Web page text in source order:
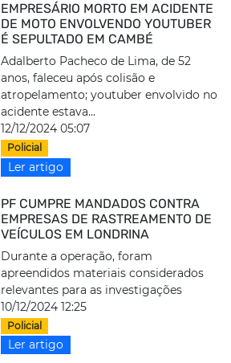
EMPRESÁRIO MORTO EM ACIDENTE
DE MOTO ENVOLVENDO YOUTUBER
É SEPULTADO EM CAMBÉ
Adalberto Pacheco de Lima, de 52
anos, faleceu após colisão e
atropelamento; youtuber envolvido no
acidente estava...
12/12/2024 05:07
Policial
Ler artigo
PF CUMPRE MANDADOS CONTRA
EMPRESAS DE RASTREAMENTO DE
VEÍCULOS EM LONDRINA
Durante a operação, foram
apreendidos materiais considerados
relevantes para as investigações
10/12/2024 12:25
Policial
Ler artigo